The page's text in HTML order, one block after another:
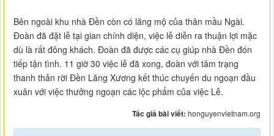
Bên ngoài khu nhà Đền còn có lăng mộ của thân mầu Ngài.
Đoàn đã đặt lễ tại gian chính diện, việc lễ diễn ra thuận lợi mặc
dù là rất đông khách. Đoàn đã được các cụ giúp nhà Đền đón
tiếp tận tình. 11 giờ 30 việc lễ đã xong, đoàn với tâm trạng
thanh thản rời Đền Lăng Xương kết thúc chuyến du ngoạn đầu
xuân với việc thưởng ngoạn các lộc phẩm của việc Lễ.
Tác giả bài viết: honguyenvietnam.org